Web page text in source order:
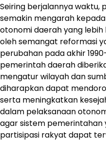
Seiring berjalannya waktu,
semakin mengarah
otonomi daerah yang lebih
oleh semangat reformasi
perubahan pada akhir
pemerintah daerah
mengatur wilayah dan
diharapkan dapat
serta meningkatkan
dalam pelaksanaan
agar sistem pemerintahan
partisipasi rakyat dapat